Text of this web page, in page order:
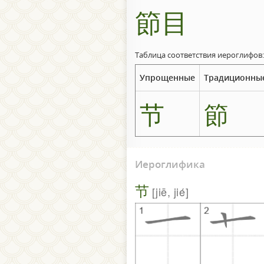
節目
Таблица соответствия иероглифов:
Упрощенные
节 節
Иероглифика
节 jiē, jié